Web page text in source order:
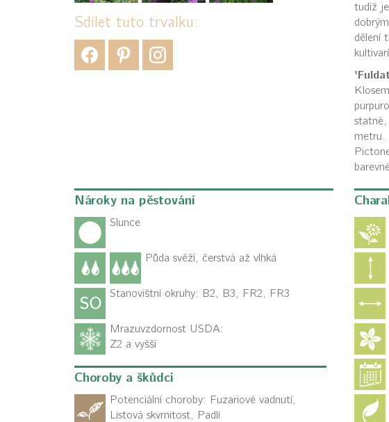
Sdílet tuto trvalku:
tudíž
dělení
statné,
metru.
Nároky na pěstování
Slunce
Půda svěží, čerstvá až vlhká
Stanovištní okruhy: B2, B3, FR2, FR3
Mrazuvzdornost USDA:
Z2 a vyšší
Choroby a škůdci
Potenciální choroby: Fuzariové vadnutí,
Listová skvrnitost, Padlí